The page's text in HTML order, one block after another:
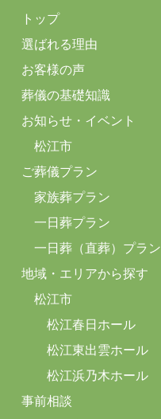
トップ
選ばれる理由
お客様の声
葬儀の基礎知識
お知らせ・イベント
松江市
ご葬儀プラン
家族葬プラン
一日葬プラン
一日葬（直葬）プラン
地域・エリアから探す
松江市
松江春日ホール
松江東出雲ホール
松江浜乃木ホール
事前相談